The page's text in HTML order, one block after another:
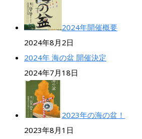
2024年開催概要
2024年8月2日
2024年 海の盆 開催決定
2024年7月18日
2023年の海の盆！
2023年8月1日